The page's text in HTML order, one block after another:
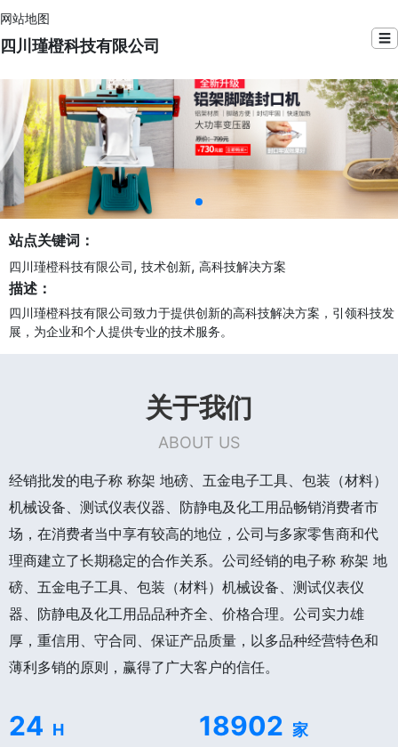
网站地图
四川瑾橙科技有限公司 ☰
站点关键词：
四川瑾橙科技有限公司, 技术创新, 高科技解决方案
描述：
四川瑾橙科技有限公司致力于提供创新的高科技解决方案，引领科技发
展，为企业和个人提供专业的技术服务。
关于我们
ABOUT US
经销批发的电子称 称架 地磅、五金电子工具、包装（材料）
机械设备、测试仪表仪器、防静电及化工用品畅销消费者市
场，在消费者当中享有较高的地位，公司与多家零售商和代
理商建立了长期稳定的合作关系。公司经销的电子称 称架 地
磅、五金电子工具、包装（材料）机械设备、测试仪表仪
器、防静电及化工用品品种齐全、价格合理。公司实力雄
厚，重信用、守合同、保证产品质量，以多品种经营特色和
薄利多销的原则，赢得了广大客户的信任。
24 H 18902 家